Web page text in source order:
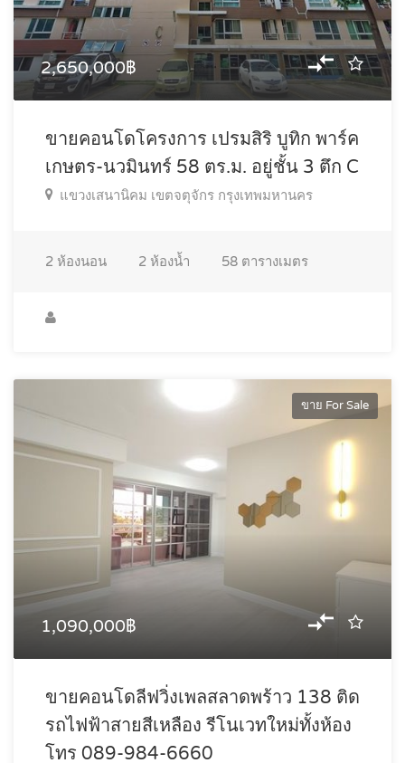
2,650,000฿
ขายคอนโดโครงการ เปรมสิริ บูทิก พาร์ค
เกษตร-นวมินทร์ 58 ตร.ม. อยู่ชั้น 3 ตึก C
แขวงเสนานิคม เขตจตุจักร กรุงเทพมหานคร
2 ห้องนอน 2 ห้องน้ำ 58 ตารางเมตร
ขาย For Sale
1,090,000฿
ขายคอนโดลีฟวิ่งเพลสลาดพร้าว 138 ติด
รถไฟฟ้าสายสีเหลือง รีโนเวทใหม่ทั้งห้อง
โทร 089-984-6660